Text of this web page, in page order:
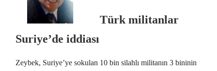
Türk militanlar
Suriye’de iddiası
Zeybek, Suriye’ye sokulan 10 bin silahlı militanın 3 bininin